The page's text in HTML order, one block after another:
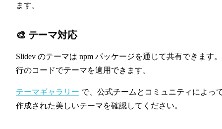
ます。
🎨 テーマ対応
Slidev のテーマは npm パッケージを通じて共有できます
行のコードでテーマを適用できます。
テーマギャラリー で、公式チームとコミュニティによっ
作成された美しいテーマを確認してください。